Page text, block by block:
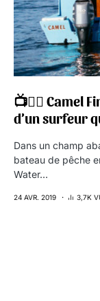
📺🏄‍♂️ Camel
d’un surfeur
Dans un champ
bateau de pêche
Water…
24 AVR. 2019 3,7K